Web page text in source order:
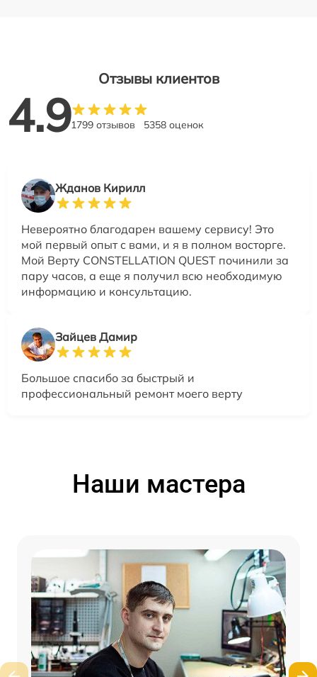
Отзывы клиентов
4.91799 отзывов 5358 оценок
Жданов Кирилл
Невероятно благодарен вашему сервису! Это
мой первый опыт с вами, и я в полном восторге.
Мой Верту CONSTELLATION QUEST починили за
пару часов, а еще я получил всю необходимую
информацию и консультацию.
Зайцев Дамир
Большое спасибо за быстрый и
профессиональный ремонт моего верту
Наши мастера